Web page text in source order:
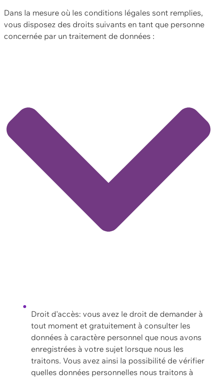
Dans la mesure où les conditions légales sont remplies,
vous disposez des droits suivants en tant que personne
concernée par un traitement de données :
Droit d'accès: vous avez le droit de demander à
tout moment et gratuitement à consulter les
données à caractère personnel que nous avons
enregistrées à votre sujet lorsque nous les
traitons. Vous avez ainsi la possibilité de vérifier
quelles données personnelles nous traitons à